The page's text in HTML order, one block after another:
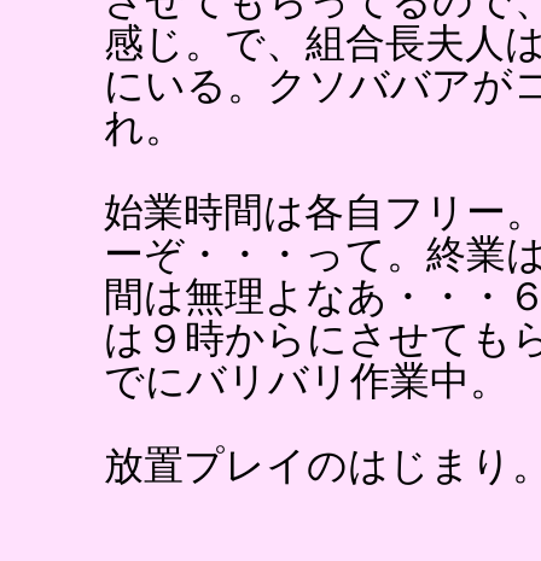
感じ。で、組合長夫人
にいる。クソババアが
れ。
始業時間は各自フリー
ーぞ・・・って。終業
間は無理よなあ・・・
は９時からにさせても
でにバリバリ作業中。
放置プレイのはじまり